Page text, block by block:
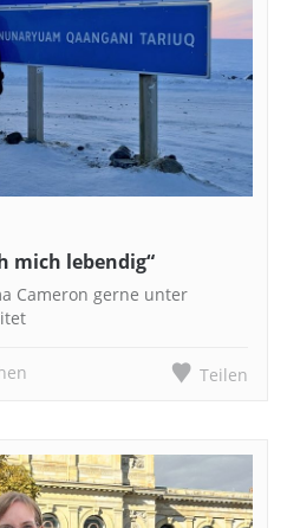
mich lebendig“
Cameron gerne unter
Teilen